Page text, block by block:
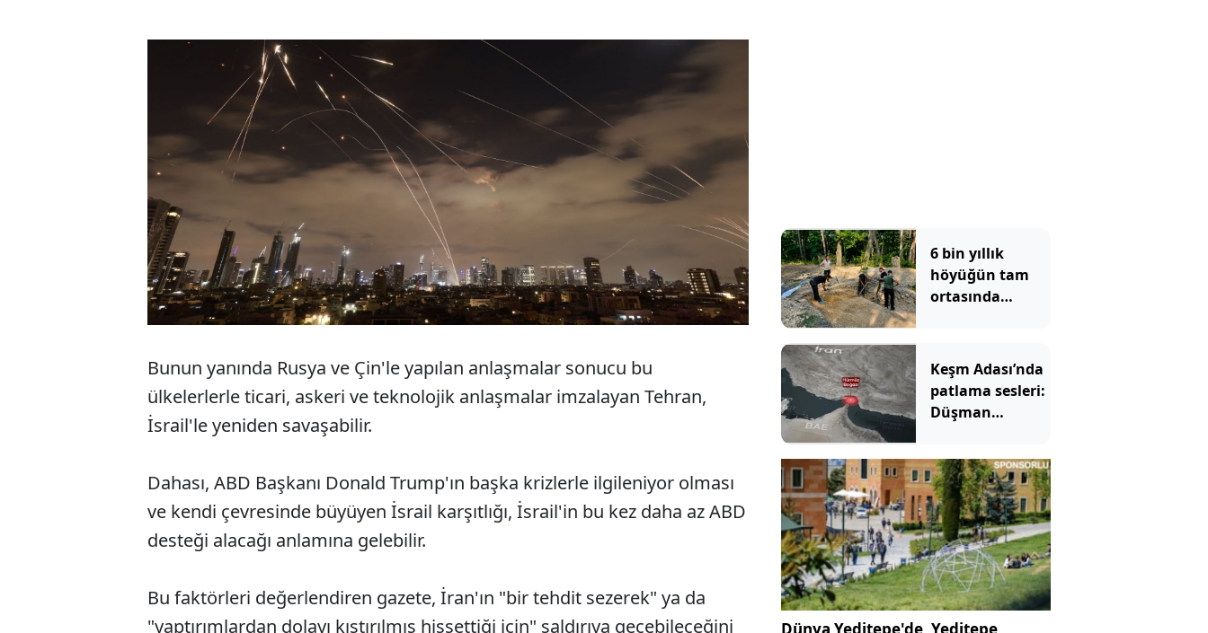
Bunun yanında Rusya ve Çin'le yapılan anlaşmalar sonucu bu
ülkelerlerle ticari, askeri ve teknolojik anlaşmalar imzalayan Tehran,
İsrail'le yeniden savaşabilir.
Dahası, ABD Başkanı Donald Trump'ın başka krizlerle ilgileniyor olması
ve kendi çevresinde büyüyen İsrail karşıtlığı, İsrail'in bu kez daha az ABD
desteği alacağı anlamına gelebilir.
Bu faktörleri değerlendiren gazete, İran'ın "bir tehdit sezerek" ya da
"yaptırımlardan dolayı kıstırılmış hissettiği için" saldırıya geçebileceğini
6 bin yıllık
höyüğün tam
ortasında
fark etmemiş
Keşm Adası’nda
patlama sesleri:
Düşman
saldırdık
Dünya Yeditepe'de, Yeditepe